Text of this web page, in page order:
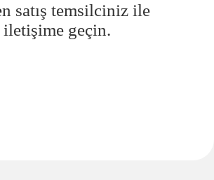
satış temsilciniz ile
iletişime geçin.